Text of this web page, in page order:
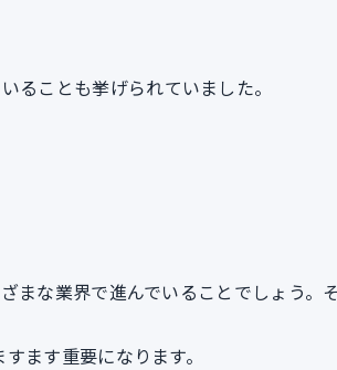
ることも挙げられていました。
まな業界で進んでいることでしょう。
ます重要になります。